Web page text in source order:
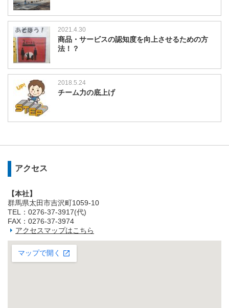
2021.4.30
商品・サービスの認知度を向上させるための方
法！？
2018.5.24
チーム力の底上げ
アクセス
【本社】
群馬県太田市吉沢町1059-10
TEL：0276-37-3917(代)
FAX：0276-37-3974
アクセスマップはこちら